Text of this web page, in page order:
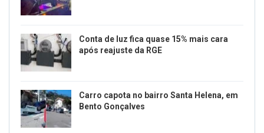
Conta de luz fica quase 15% mais cara
após reajuste da RGE
Carro capota no bairro Santa Helena, em
Bento Gonçalves